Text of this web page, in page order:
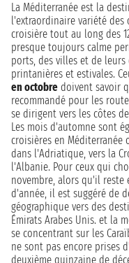
La Méditerranée est la
l'extraordinaire variété des
croisière tout au long des
presque toujours calme
ports, des villes et de leurs
printanières et estivales.
en octobre doivent savoir
recommandé pour les
se dirigent vers les côtes
Les mois d'automne sont
croisières en Méditerranée
dans l'Adriatique, vers la
l'Albanie. Pour ceux qui
novembre, alors qu'il reste
d'année, il est suggéré de
géographique vers des
Émirats Arabes Unis. et la
se concentrant sur les
ne sont pas encore prises
deuxième quinzaine de